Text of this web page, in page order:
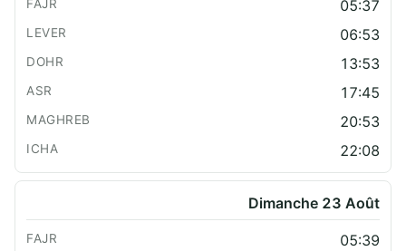
05:37
06:53
13:53
17:45
20:53
22:08
Dimanche 23 Août
05:39